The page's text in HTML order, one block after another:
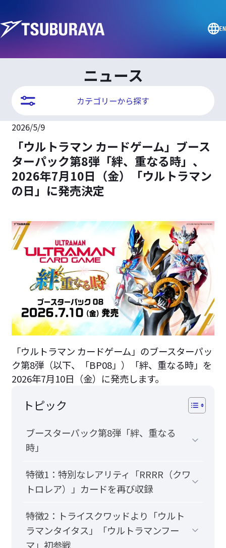
EN
ニュース
カテゴリーから探す
2026/5/9
「ウルトラマン カードゲーム」ブース
ターパック第8弾「絆、重なる時」、
2026年7月10日（金）「ウルトラマン
の日」に発売決定
「ウルトラマン カードゲーム」のブースターパッ
ク第8弾（以下、「BP08」）「絆、重なる時」を
2026年7月10日（金）に発売します。
トピック
ブースターパック第8弾「絆、重なる
時」
特徴1：特別なレアリティ「RRRR（クワ
トロレア）」カードを再び収録
特徴2：トライスクワッドより「ウルト
ラマンタイタス」「ウルトラマンフー
マ」初参戦